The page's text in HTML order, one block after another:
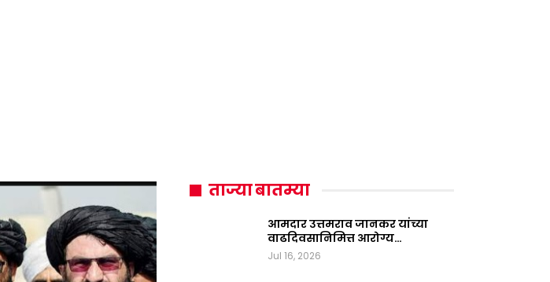
ताज्या बातम्या
आमदार उत्तमराव जानकर यांच्या
वाढदिवसानिमित्त आरोग्य…
Jul 16, 2026